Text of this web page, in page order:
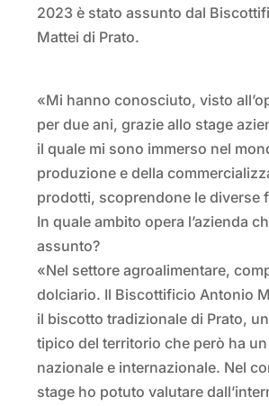
2023 è stato assunto dal
Mattei di Prato.
«Mi hanno conosciuto, visto
per due ani, grazie allo stage
il quale mi sono immerso nel
produzione e della
prodotti, scoprendone le diverse
In quale ambito opera l’azienda
assunto?
«Nel settore agroalimentare,
dolciario. Il Biscottificio Antonio
il biscotto tradizionale di Prato,
tipico del territorio che però ha
nazionale e internazionale. Nel
stage ho potuto valutare